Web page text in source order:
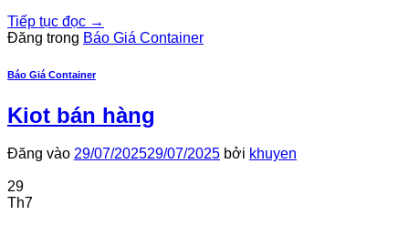
Tiếp tục đọc →
Đăng trong Báo Giá Container
Báo Giá Container
Kiot bán hàng
Đăng vào 29/07/202529/07/2025 bởi khuyen
29
Th7